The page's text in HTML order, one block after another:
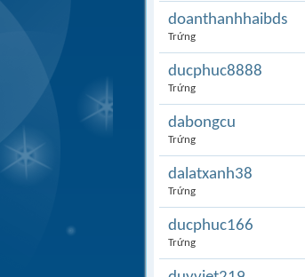
doanthanhhaibds
Trứng
ducphuc8888
Trứng
dabongcu
Trứng
dalatxanh38
Trứng
ducphuc166
Trứng